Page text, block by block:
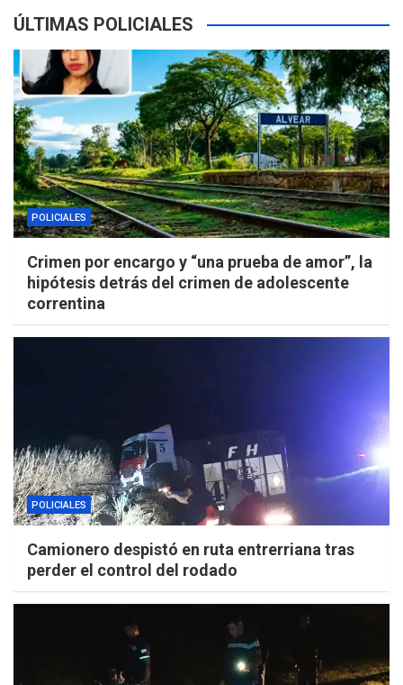
ÚLTIMAS POLICIALES
POLICIALES
Crimen por encargo y “una prueba de amor”, la
hipótesis detrás del crimen de adolescente
correntina
POLICIALES
Camionero despistó en ruta entrerriana tras
perder el control del rodado